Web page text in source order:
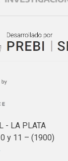
- LA PLATA
y 11 – (1900)